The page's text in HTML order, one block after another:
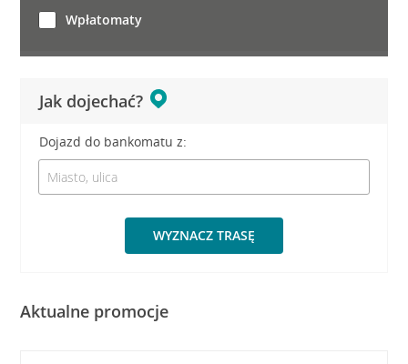
Jak dojechać?
Dojazd do bankomatu z:
WYZNACZ TRASĘ
Wpłatomaty
Aktualne promocje